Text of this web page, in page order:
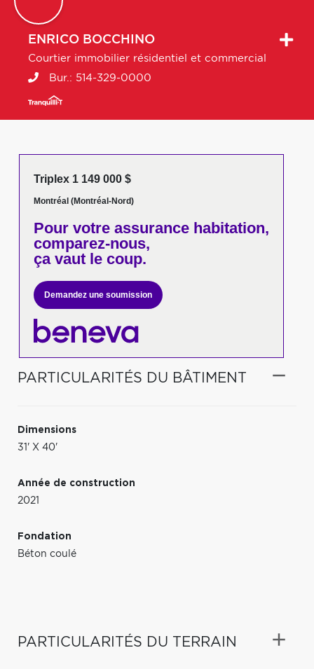
ENRICO BOCCHINO
Courtier immobilier résidentiel et commercial
Bur.: 514-329-0000
Triplex 1 149 000 $
Montréal (Montréal-Nord)
Pour votreassurance habitation,
comparez-nous,
ça vaut le coup.
Demandez une soumission
PARTICULARITÉS DU BÂTIMENT
Dimensions
31' X 40'
Année de construction
2021
Fondation
Béton coulé
PARTICULARITÉS DU TERRAIN